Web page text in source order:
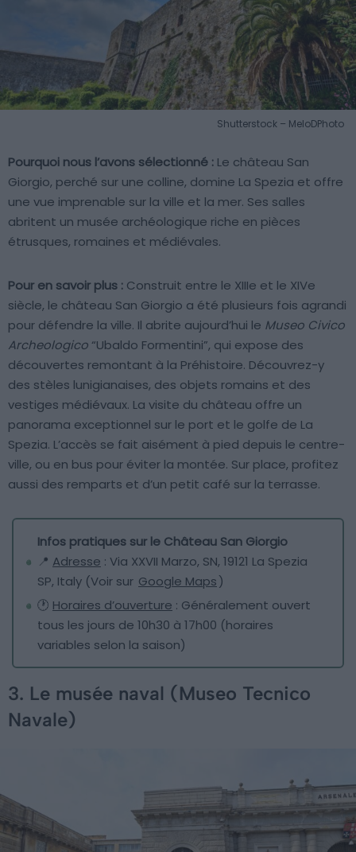
Shutterstock – MeloDPhoto
Pourquoi nous l’avons sélectionné : Le château San
Giorgio, perché sur une colline, domine La Spezia et offre
une vue imprenable sur la ville et la mer. Ses salles
abritent un musée archéologique riche en pièces
étrusques, romaines et médiévales.
Pour en savoir plus : Construit entre le XIIIe et le XIVe
siècle, le château San Giorgio a été plusieurs fois agrandi
pour défendre la ville. Il abrite aujourd’hui le Museo Civico
Archeologico “Ubaldo Formentini”, qui expose des
découvertes remontant à la Préhistoire. Découvrez-y
des stèles lunigianaises, des objets romains et des
vestiges médiévaux. La visite du château offre un
panorama exceptionnel sur le port et le golfe de La
Spezia. L’accès se fait aisément à pied depuis le centre-
ville, ou en bus pour éviter la montée. Sur place, profitez
aussi des remparts et d’un petit café sur la terrasse.
Infos pratiques sur le Château San Giorgio
📍 Adresse : Via XXVII Marzo, SN, 19121 La Spezia
SP, Italy (Voir sur Google Maps)
🕐 Horaires d’ouverture : Généralement ouvert
tous les jours de 10h30 à 17h00 (horaires
variables selon la saison)
3. Le musée naval (Museo Tecnico
Navale)